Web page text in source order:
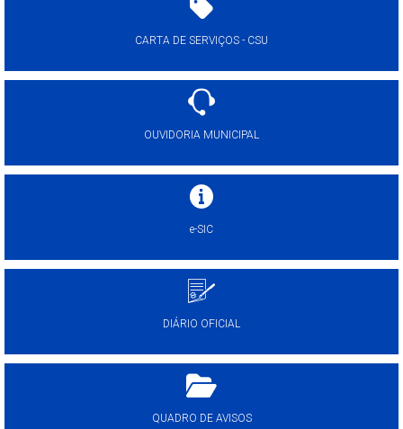
CARTA DE SERVIÇOS - CSU
OUVIDORIA MUNICIPAL
e-SIC
DIÁRIO OFICIAL
QUADRO DE AVISOS